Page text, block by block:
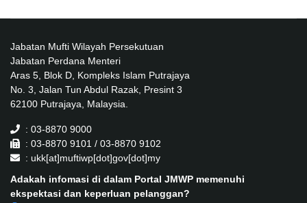
Jabatan Mufti Wilayah Persekutuan
Jabatan Perdana Menteri
Aras 5, Blok D, Kompleks Islam Putrajaya
No. 3, Jalan Tun Abdul Razak, Presint 3
62100 Putrajaya, Malaysia.
: 03-8870 9000
: 03-8870 9101 / 03-8870 9102
: ukk[at]muftiwp[dot]gov[dot]my
Adakah infomasi di dalam Portal JMWP memenuhi
ekspektasi dan keperluan pelanggan?